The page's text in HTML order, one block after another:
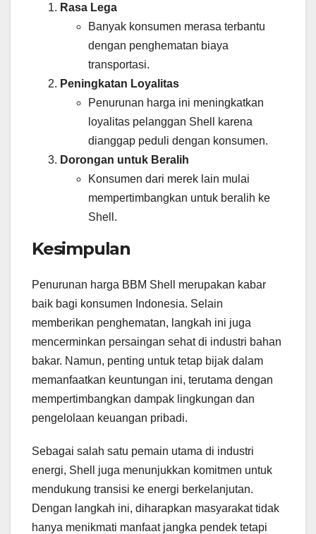
Rasa Lega
Banyak konsumen merasa terbantu
dengan penghematan biaya
transportasi.
Peningkatan Loyalitas
Penurunan harga ini meningkatkan
loyalitas pelanggan Shell karena
dianggap peduli dengan konsumen.
Dorongan untuk Beralih
Konsumen dari merek lain mulai
mempertimbangkan untuk beralih ke
Shell.
Kesimpulan
Penurunan harga BBM Shell merupakan kabar
baik bagi konsumen Indonesia. Selain
memberikan penghematan, langkah ini juga
mencerminkan persaingan sehat di industri bahan
bakar. Namun, penting untuk tetap bijak dalam
memanfaatkan keuntungan ini, terutama dengan
mempertimbangkan dampak lingkungan dan
pengelolaan keuangan pribadi.
Sebagai salah satu pemain utama di industri
energi, Shell juga menunjukkan komitmen untuk
mendukung transisi ke energi berkelanjutan.
Dengan langkah ini, diharapkan masyarakat tidak
hanya menikmati manfaat jangka pendek tetapi